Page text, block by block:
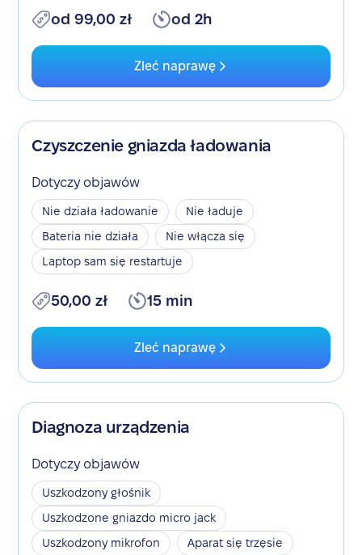
od 99,00 zł od 2h
Zleć naprawę
Czyszczenie gniazda ładowania
Dotyczy objawów
Nie działa ładowanie
Nie ładuje
Bateria nie działa
Nie włącza się
Laptop sam się restartuje
50,00 zł 15 min
Zleć naprawę
Diagnoza urządzenia
Dotyczy objawów
Uszkodzony głośnik
Uszkodzone gniazdo micro jack
Uszkodzony mikrofon
Aparat się trzęsie